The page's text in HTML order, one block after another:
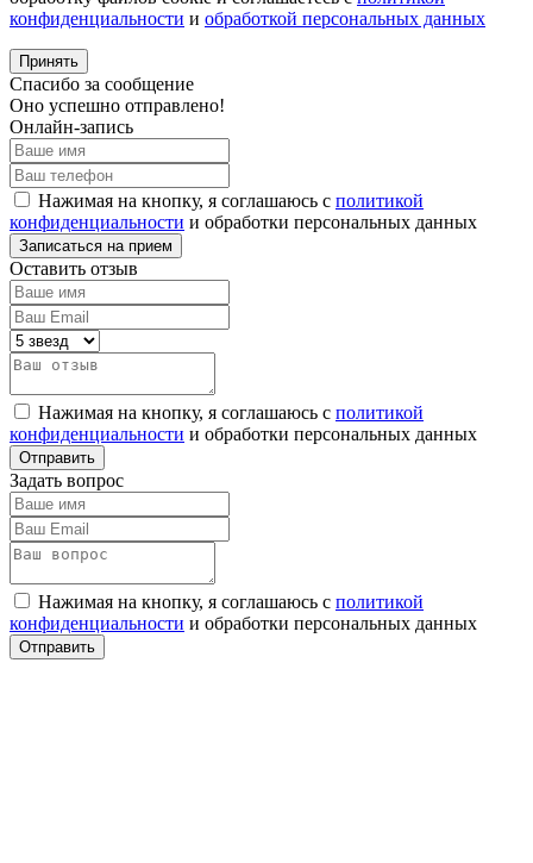
конфиденциальности и обработкой персональных данных
Принять
Спасибо за сообщение
Оно успешно отправлено!
Онлайн-запись
Нажимая на кнопку, я соглашаюсь с политикой
конфиденциальности и обработки персональных данных
Оставить отзыв
Нажимая на кнопку, я соглашаюсь с политикой
конфиденциальности и обработки персональных данных
Задать вопрос
Нажимая на кнопку, я соглашаюсь с политикой
конфиденциальности и обработки персональных данных